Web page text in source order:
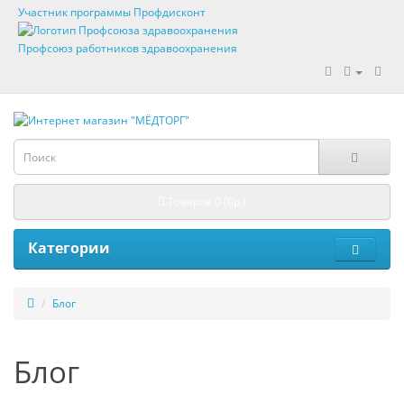
Участник программы Профдисконт
Профсоюз работников здравоохранения
Категории
Блог
Блог